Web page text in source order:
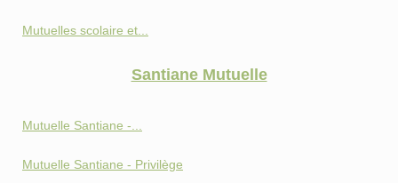
Mutuelles scolaire et...
Santiane Mutuelle
Mutuelle Santiane -...
Mutuelle Santiane - Privilège